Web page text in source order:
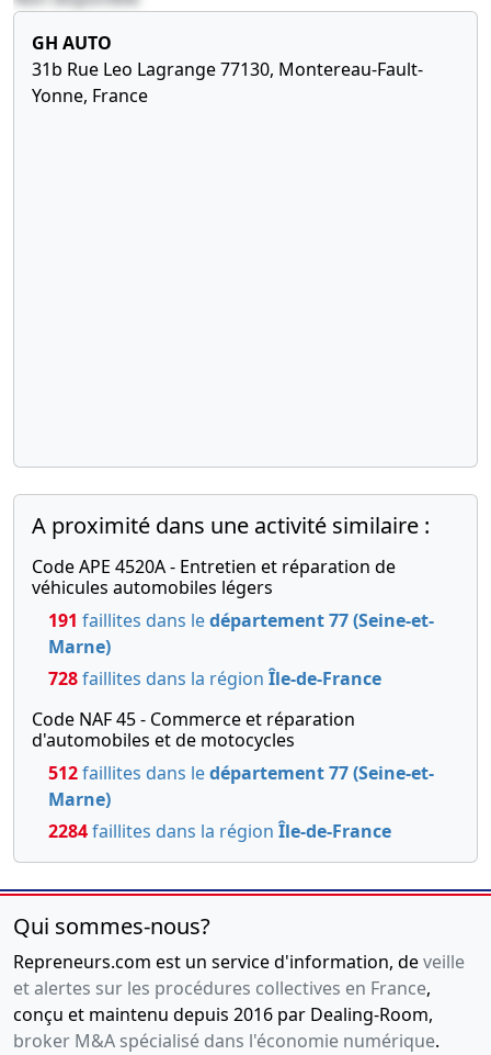
GH AUTO
31b Rue Leo Lagrange 77130, Montereau-Fault-
Yonne, France
A proximité dans une activité similaire :
Code APE 4520A - Entretien et réparation de
véhicules automobiles légers
191 faillites dans ledépartement 77 (Seine-et-
Marne)
728faillites dans la région Île-de-France
Code NAF 45 - Commerce et réparation
d'automobiles et de motocycles
512faillites dans ledépartement 77 (Seine-et-
Marne)
2284faillites dans la région Île-de-France
Qui sommes-nous?
Repreneurs.com est un service d'information, deveille
et alertes sur les procédures collectives en France,
conçu et maintenu depuis 2016 par Dealing-Room,
broker M&A spécialisé dans l'économie numérique.